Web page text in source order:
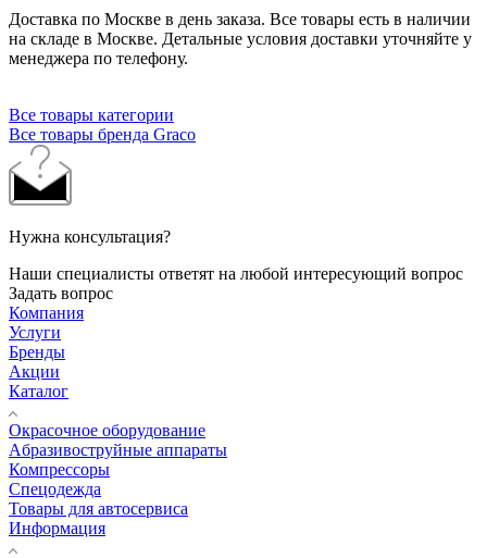
Доставка по Москве в день заказа. Все товары есть в наличии
на складе в Москве. Детальные условия доставки уточняйте у
менеджера по телефону.
Все товары категории
Все товары бренда Graco
Нужна консультация?
Наши специалисты ответят на любой интересующий вопрос
Задать вопрос
Компания
Услуги
Бренды
Акции
Каталог
Окрасочное оборудование
Aбразивоструйные аппараты
Компрессоры
Спецодежда
Товары для автосервиса
Информация